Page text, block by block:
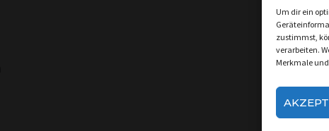
Um dir ein
zustimmst,
verarbeiten.
Merkmale